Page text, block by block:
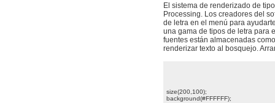
El sistema de renderizado de
Processing. Los creadores del
de letra en el menú para
una gama de tipos de letra para
fuentes están almacenadas
renderizar texto al bosquejo.
size(200,100);
background(#FFFFFF);